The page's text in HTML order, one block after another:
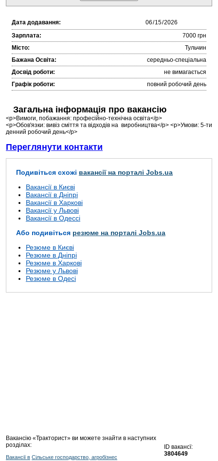
Дата додавання:
Зарплата:
7000 грн
Місто:
Тульчин
Бажана Освіта:
середньо-спеціальна
Досвід роботи:
не вимагається
Графік роботи:
повний робочий день
Загальна інформація про вакансію
<p>Вимоги, побажання: професійно-технічна освіта</p>
<p>Обов'язки: вивіз сміття та відходів на виробництва</p> <p>Умови: 5-ти
денний робочий день</p>
Переглянути контакти
Подивіться схожі вакансії на порталі Jobs.ua
Вакансії в Києві
Вакансії в Дніпрі
Вакансії в Харкові
Вакансії у Львові
Вакансії в Одессі
Або подивіться резюме на порталі Jobs.ua
Резюме в Києві
Резюме в Дніпрі
Резюме в Харкові
Резюме у Львові
Резюме в Одесі
Вакансію «Тракторист» ви можете знайти в наступних
розділах:
Вакансії в Сільське господарство, агробізнес
ID вакансї:
3804649